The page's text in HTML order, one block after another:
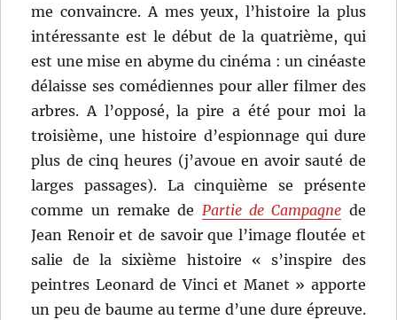
me convaincre. A mes yeux, l’histoire la plus
intéressante est le début de la quatrième, qui
est une mise en abyme du cinéma : un cinéaste
délaisse ses comédiennes pour aller filmer des
arbres. A l’opposé, la pire a été pour moi la
troisième, une histoire d’espionnage qui dure
plus de cinq heures (j’avoue en avoir sauté de
larges passages). La cinquième se présente
comme un remake de Partie de Campagne de
Jean Renoir et de savoir que l’image floutée et
salie de la sixième histoire « s’inspire des
peintres Leonard de Vinci et Manet » apporte
un peu de baume au terme d’une dure épreuve.